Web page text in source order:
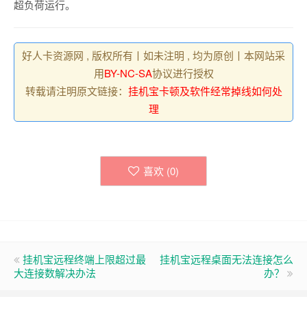
超负荷运行。
好人卡资源网 , 版权所有丨如未注明 , 均为原创丨本网站采
用BY-NC-SA协议进行授权
转载请注明原文链接： 挂机宝卡顿及软件经常掉线如何处
理
喜欢 (0)
挂机宝远程终端上限超过最
大连接数解决办法
挂机宝远程桌面无法连接怎么
办？